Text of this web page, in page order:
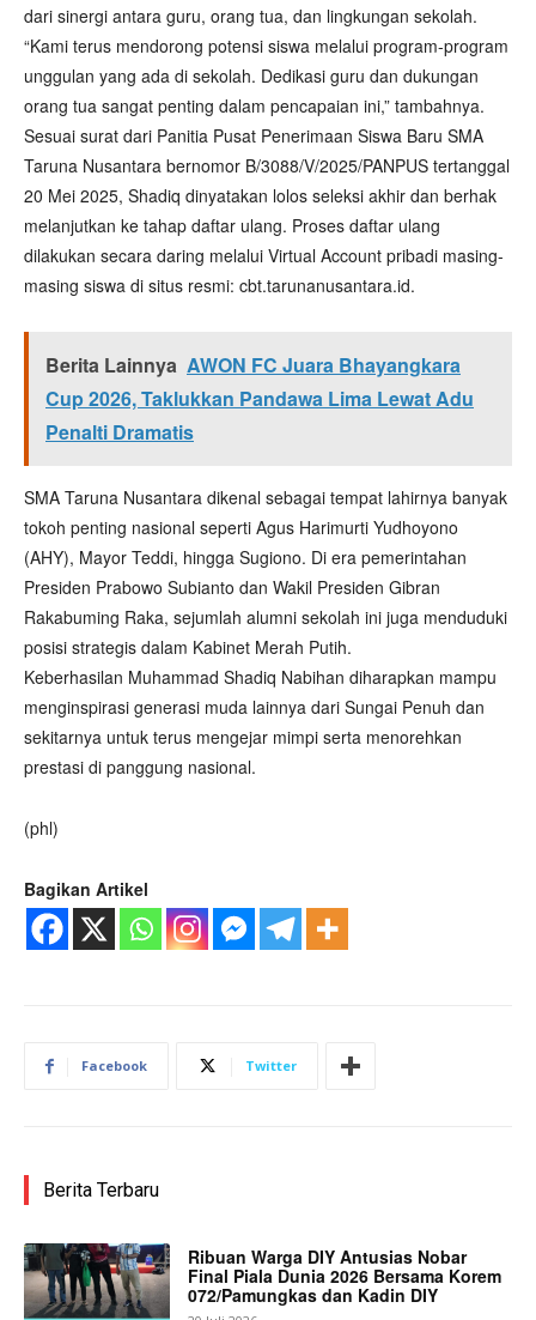
dari sinergi antara guru, orang tua, dan lingkungan sekolah.
“Kami terus mendorong potensi siswa melalui program-program
unggulan yang ada di sekolah. Dedikasi guru dan dukungan
orang tua sangat penting dalam pencapaian ini,” tambahnya.
Sesuai surat dari Panitia Pusat Penerimaan Siswa Baru SMA
Taruna Nusantara bernomor B/3088/V/2025/PANPUS tertanggal
20 Mei 2025, Shadiq dinyatakan lolos seleksi akhir dan berhak
melanjutkan ke tahap daftar ulang. Proses daftar ulang
dilakukan secara daring melalui Virtual Account pribadi masing-
masing siswa di situs resmi: cbt.tarunanusantara.id.
Berita Lainnya AWON FC Juara Bhayangkara
Cup 2026, Taklukkan Pandawa Lima Lewat Adu
Penalti Dramatis
SMA Taruna Nusantara dikenal sebagai tempat lahirnya banyak
tokoh penting nasional seperti Agus Harimurti Yudhoyono
(AHY), Mayor Teddi, hingga Sugiono. Di era pemerintahan
Presiden Prabowo Subianto dan Wakil Presiden Gibran
Rakabuming Raka, sejumlah alumni sekolah ini juga menduduki
posisi strategis dalam Kabinet Merah Putih.
Keberhasilan Muhammad Shadiq Nabihan diharapkan mampu
menginspirasi generasi muda lainnya dari Sungai Penuh dan
sekitarnya untuk terus mengejar mimpi serta menorehkan
prestasi di panggung nasional.
(phl)
Bagikan Artikel
Facebook Twitter
Berita Terbaru
Ribuan Warga DIY Antusias Nobar
Final Piala Dunia 2026 Bersama Korem
072/Pamungkas dan Kadin DIY